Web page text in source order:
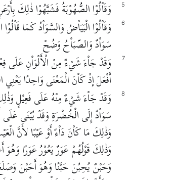
وَقَاْلُوْا الصُّهُوْبَةُ فَشَبَّهُوْا ذٰلِكَ 5
وَقَاْلُوْا الْبَيَاْضُ وَالسَّوَاْدُ كَمَا
سَوَاْدٌ وَالصّبَاْحُ وَضُحْ
6
وَقَدْ جَاْءَ شَيْءٌ مِنْ الْأَلْوَاْنِ عَلَى
أَفْعَلَ إذْ كَاْنَ الْمَعْنَى وَاحِدًا يَعْنِي
7
وَقَدْ جَاْءَ شَيْءٌ مِنْهُ عَلَى فَعِيْلٍ
سَوَاْدٌ إِلَى الْخُضْرَةِ وَقَدْ يُبْنَى
وَذٰلِكَ مَا كَاْنَ دَاْءً أَوْ عَيْبًا لأَنَّ
وَذٰلِكَ قَوْلُهُمْ عَوَرٌ يَعُوْرُ عَوَرًا وَهُوَ
وَحَبْنٌ يُحِبُنَ حَبَّنًا وَهُوَ أَحَبْنَ
8